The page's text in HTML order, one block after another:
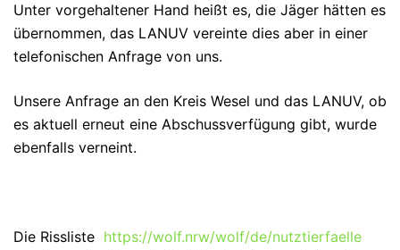
Unter vorgehaltener Hand heißt es, die Jäger hätten es
übernommen, das LANUV vereinte dies aber in einer
telefonischen Anfrage von uns.
Unsere Anfrage an den Kreis Wesel und das LANUV, ob
es aktuell erneut eine Abschussverfügung gibt, wurde
ebenfalls verneint.
Die Rissliste https://wolf.nrw/wolf/de/nutztierfaelle